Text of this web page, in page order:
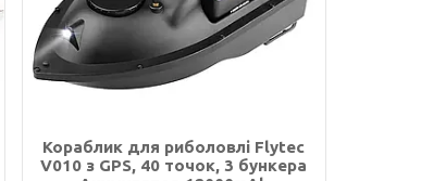
Кораблик для риболовлі Flytec
V010 з GPS, 40 точок, 3 бункера